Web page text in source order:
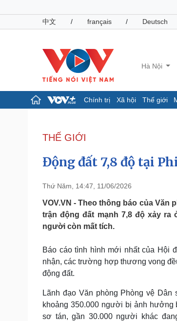
中文
/ français / Deutsch
Hà Nội
Chính trị Xã hội Thế giới
Đảng
Tổ chức nhân sự
Nhận diện sự thật
Dấu ấn
Pháp luật
Vụ án
Tin nóng
Quân sự -
Vũ khí
Sức khỏe
Cây thuốc
Sản phụ khoa
Nhi khoa
Blog
Tình yêu -
THẾ GIỚI
Động đất 7,8 độ tại
Thứ Năm, 14:47, 11/06/2026
VOV.VN - Theo thông báo của Văn
trận động đất mạnh 7,8 độ xảy ra
người còn mất tích.
Báo cáo tình hình mới nhất của ​​Hội
nhận, các trường hợp thương vong
động đất.
Lãnh đạo Văn phòng Phòng vệ
khoảng 350.000 người bị ảnh hưởng
sơ tán, gần 30.000 người khác